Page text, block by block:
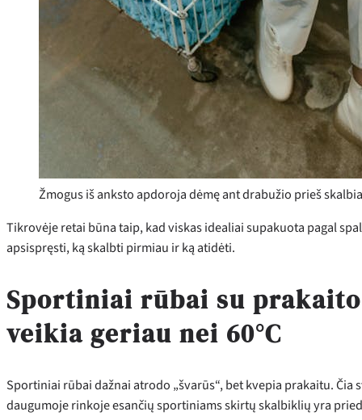
Žmogus iš anksto apdoroja dėmę ant drabužio prieš
Tikrovėje retai būna taip, kad viskas idealiai supakuota pagal
apsispręsti, ką skalbti pirmiau ir ką atidėti.
Sportiniai rūbai su prakaito
veikia geriau nei 60°C
Sportiniai rūbai dažnai atrodo „švarūs“, bet kvepia prakaitu.
daugumoje rinkoje esančių sportiniams skirtų skalbiklių yra